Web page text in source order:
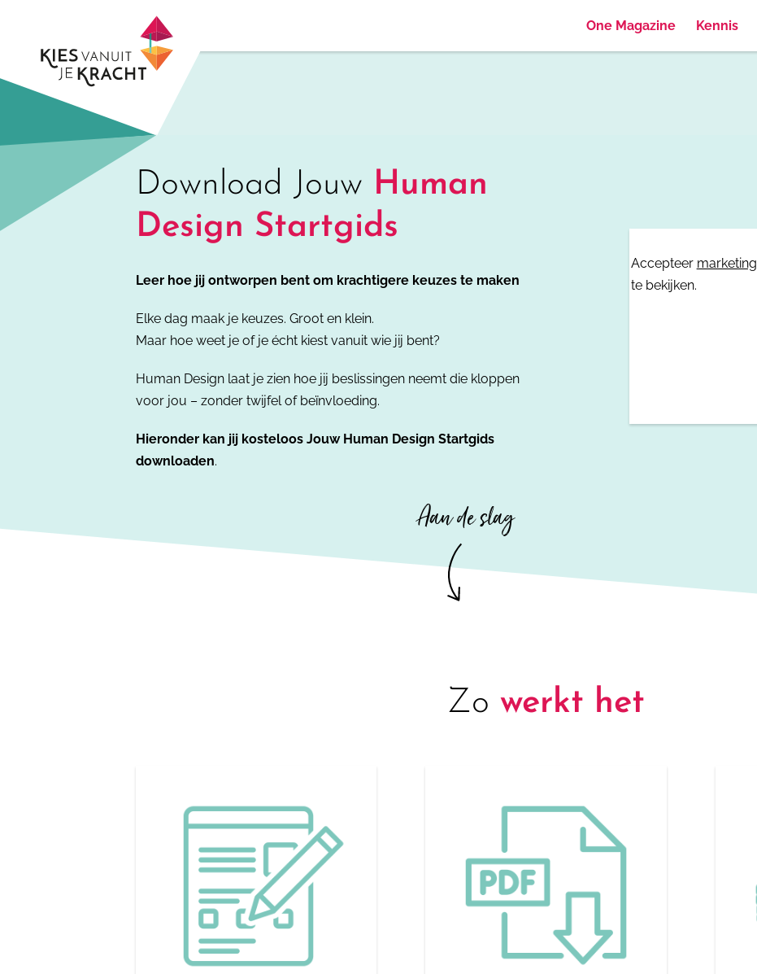
content
One Magazine Kennis
Download Jouw Human
Design Startgids
Leer hoe jij ontworpen bent om krachtigere keuzes te maken
Elke dag maak je keuzes. Groot en klein.
Maar hoe weet je of je écht kiest vanuit wie jij bent?
Human Design laat je zien hoe jij beslissingen neemt die kloppen
voor jou – zonder twijfel of beïnvloeding.
Hieronder kan jij kosteloos Jouw Human Design Startgids
downloaden.
⋯
Accepteer
te bekijken.
Aan de slag
Zowerkt het